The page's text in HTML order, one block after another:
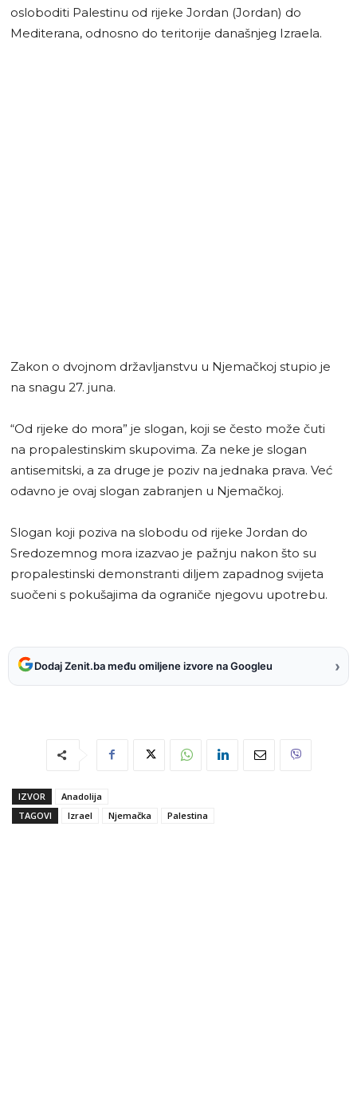
osloboditi Palestinu od rijeke Jordan (Jordan) do
Mediterana, odnosno do teritorije današnjeg Izraela.
Zakon o dvojnom državljanstvu u Njemačkoj stupio je
na snagu 27. juna.
“Od rijeke do mora” je slogan, koji se često može čuti
na propalestinskim skupovima. Za neke je slogan
antisemitski, a za druge je poziv na jednaka prava. Već
odavno je ovaj slogan zabranjen u Njemačkoj.
Slogan koji poziva na slobodu od rijeke Jordan do
Sredozemnog mora izazvao je pažnju nakon što su
propalestinski demonstranti diljem zapadnog svijeta
suočeni s pokušajima da ograniče njegovu upotrebu.
Dodaj Zenit.ba među omiljene izvore na Googleu ›
IZVOR
Anadolija
TAGOVI
Izrael Njemačka Palestina